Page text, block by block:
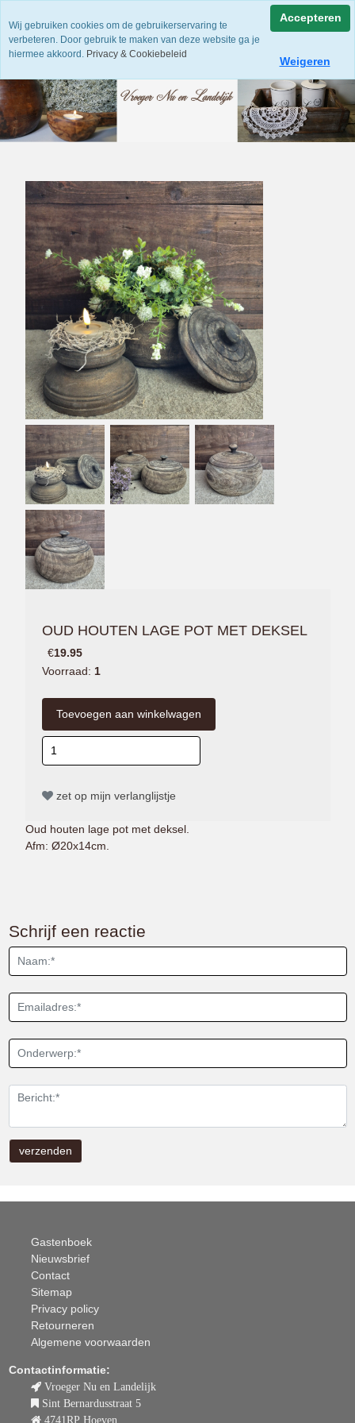
OUD HOUTEN LAGE POT MET DEKSEL
€19.95
Voorraad: 1
zet op mijn verlanglijstje
Oud houten lage pot met deksel.
Afm: Ø20x14cm.
Schrijf een reactie
Gastenboek
Nieuwsbrief
Contact
Sitemap
Privacy policy
Retourneren
Algemene voorwaarden
Contactinformatie:
Vroeger Nu en Landelijk
Sint Bernardusstraat 5
4741RP Hoeven
Wij gebruiken cookies om de gebruikerservaring te
verbeteren. Door gebruik te maken van deze website ga je
hiermee akkoord. Privacy & Cookiebeleid
Accepteren
Weigeren